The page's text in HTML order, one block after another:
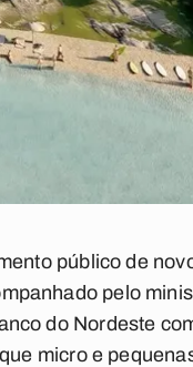
público de
pelo
do Nordeste
micro e